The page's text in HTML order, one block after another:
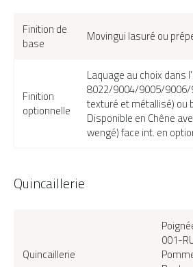
Finition de
base Movingui lasuré ou
Finition
optionnelle
Laquage au choix dans
8022/9004/9005/
texturé et métallisé) ou
Disponible en Chêne
wengé) face int. en
Quincaillerie
Quincaillerie
001-